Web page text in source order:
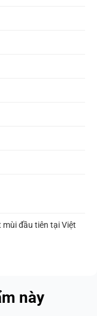
đầu tiên tại Việt
này